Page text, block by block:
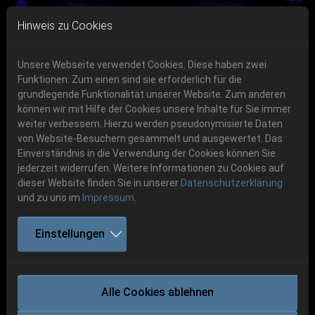
Skip to main navigation
Skip to main content
Skip to page footer
06.-08. August 2026
Schlotheim, Flugplatz Obermehler
Previous Next
Party.San 2020
Absage P.S:O:A 2020
16.04.2020
Liebe Party.Sanen,
Hinweis zu Cookies
Unsere Webseite verwendet Cookies. Diese haben zwei
Funktionen: Zum einen sind sie erforderlich für die
grundlegende Funktionalität unserer Website. Zum anderen
können wir mit Hilfe der Cookies unsere Inhalte für Sie immer
weiter verbessern. Hierzu werden pseudonymisierte Daten
von Website-Besuchern gesammelt und ausgewertet. Das
Einverständnis in die Verwendung der Cookies können Sie
jederzeit widerrufen. Weitere Informationen zu Cookies auf
dieser Website finden Sie in unserer Datenschutzerklärung
und zu uns im Impressum
Einstellungen
Alle Cookies ablehnen